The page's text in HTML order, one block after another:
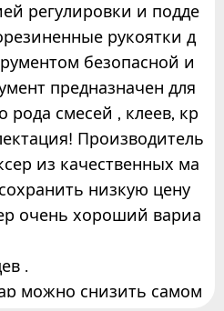
регулировки и подде
рукоятки д
безопасной и
предназначен для
рода смесей , клеев, кр
Производитель
из качественных ма
низкую цену
очень хороший вариа
.
можно снизить самом